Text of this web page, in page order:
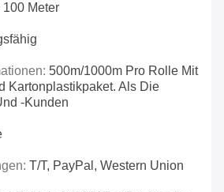
100 Meter
500m/1000m Pro Rolle Mit
Kartonplastikpaket. Als Die
-Kunden
T/T, PayPal, Western Union